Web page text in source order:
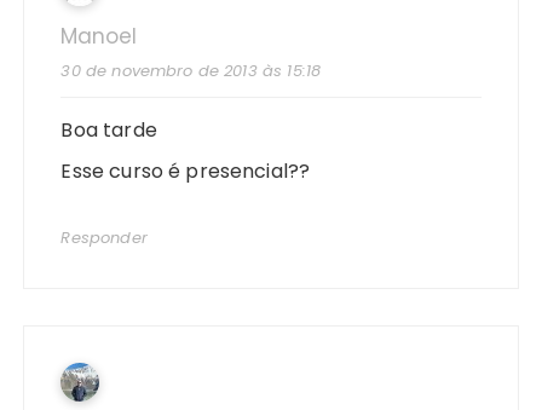
Manoel
30 de novembro de 2013 às 15:18
Boa tarde
Esse curso é presencial??
Responder